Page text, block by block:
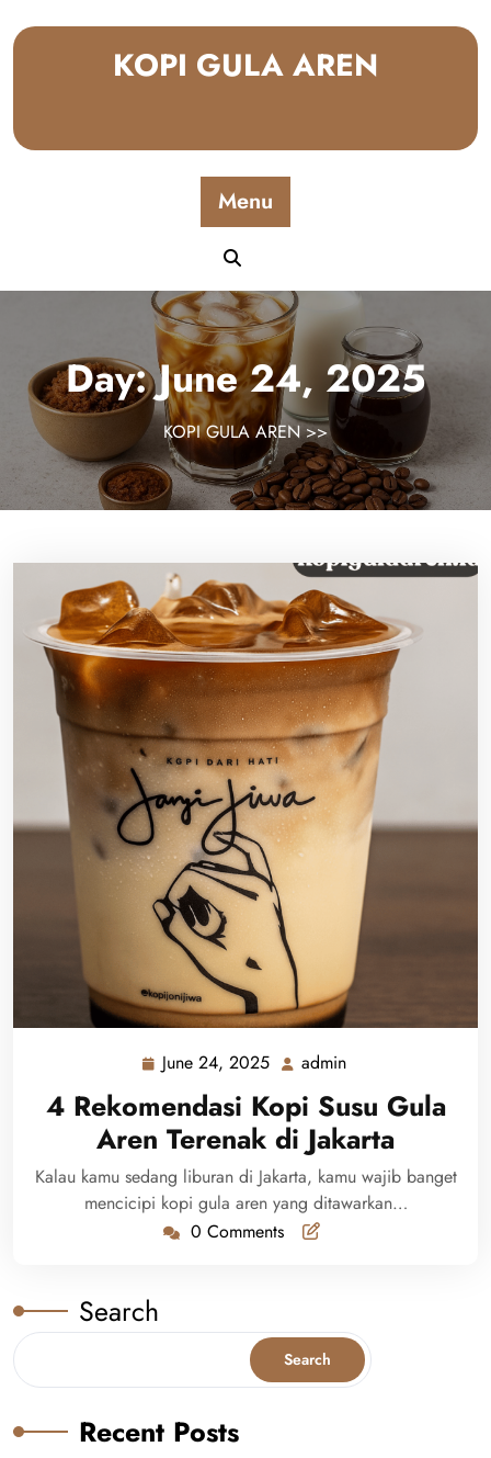
KOPI GULA AREN
Menu
Day:June 24, 2025
KOPI GULA AREN>>
June 24, 2025 June
2025
admin
4 Rekomendasi Kopi Susu Gula
Aren Terenak di Jakarta
Kalau kamu sedang liburan di Jakarta, kamu wajib banget
mencicipi kopi gula aren yang ditawarkan…
0 Comments
Search
Search
Recent Posts